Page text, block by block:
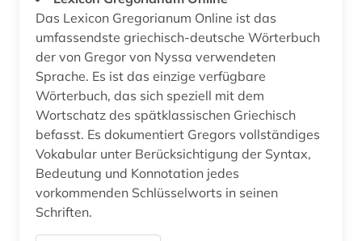
Das Lexicon Gregorianum Online ist das
umfassendste griechisch-deutsche Wörterbuch
der von Gregor von Nyssa verwendeten
Sprache. Es ist das einzige verfügbare
Wörterbuch, das sich speziell mit dem
Wortschatz des spätklassischen Griechisch
befasst. Es dokumentiert Gregors vollständiges
Vokabular unter Berücksichtigung der Syntax,
Bedeutung und Konnotation jedes
vorkommenden Schlüsselworts in seinen
Schriften.